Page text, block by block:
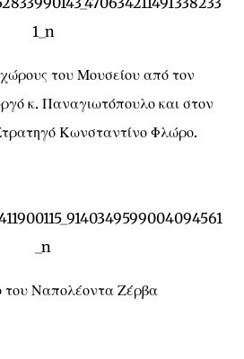
του Μουσείου από τον
κ. Παναγιωτόπουλο και στον
Κωνσταντίνο Φλώρο.
του Ναπολέοντα Ζέρβα